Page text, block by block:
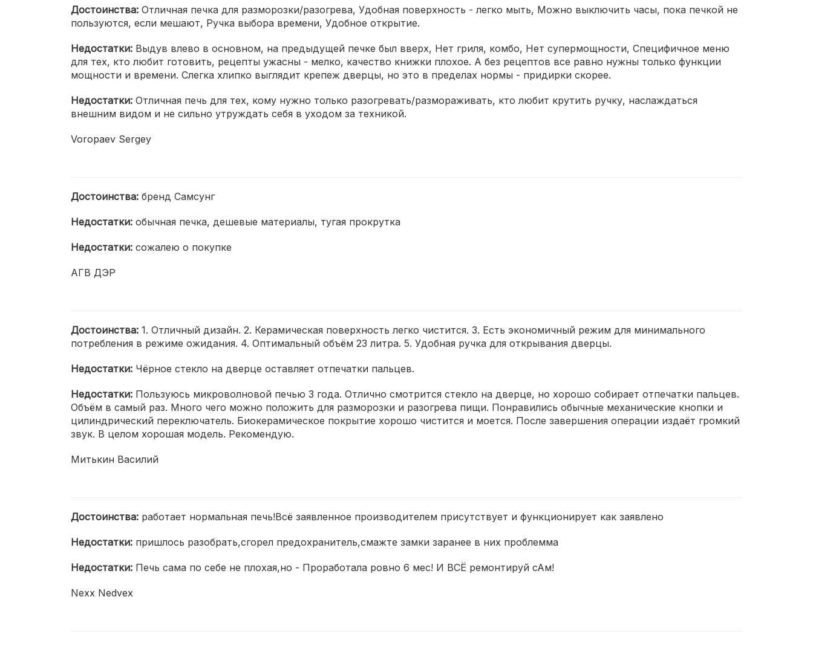
Достоинства: Отличная печка для разморозки/разогрева, Удобная поверхность - легко мыть, Можно выключить часы, пока печкой не
пользуются, если мешают, Ручка выбора времени, Удобное открытие.
Недостатки: Выдув влево в основном, на предыдущей печке был вверх, Нет гриля, комбо, Нет супермощности, Специфичное меню
для тех, кто любит готовить, рецепты ужасны - мелко, качество книжки плохое. А без рецептов все равно нужны только функции
мощности и времени. Слегка хлипко выглядит крепеж дверцы, но это в пределах нормы - придирки скорее.
Недостатки: Отличная печь для тех, кому нужно только разогревать/размораживать, кто любит крутить ручку, наслаждаться
внешним видом и не сильно утруждать себя в уходом за техникой.
Voropaev Sergey
Достоинства: бренд Самсунг
Недостатки: обычная печка, дешевые материалы, тугая прокрутка
Недостатки: сожалею о покупке
АГВ ДЭР
Достоинства: 1. Отличный дизайн. 2. Керамическая поверхность легко чистится. 3. Есть экономичный режим для минимального
потребления в режиме ожидания. 4. Оптимальный объём 23 литра. 5. Удобная ручка для открывания дверцы.
Недостатки: Чёрное стекло на дверце оставляет отпечатки пальцев.
Недостатки: Пользуюсь микроволновой печью 3 года. Отлично смотрится стекло на дверце, но хорошо собирает отпечатки пальцев.
Объём в самый раз. Много чего можно положить для разморозки и разогрева пищи. Понравились обычные механические кнопки и
цилиндрический переключатель. Биокерамическое покрытие хорошо чистится и моется. После завершения операции издаёт громкий
звук. В целом хорошая модель. Рекомендую.
Митькин Василий
Достоинства: работает нормальная печь!Всё заявленное производителем присутствует и функционирует как заявлено
Недостатки: пришлось разобрать,сгорел предохранитель,смажте замки заранее в них проблемма
Недостатки: Печь сама по себе не плохая,но - Проработала ровно 6 мес! И ВСЁ ремонтируй сАм!
Nexx Nedvex